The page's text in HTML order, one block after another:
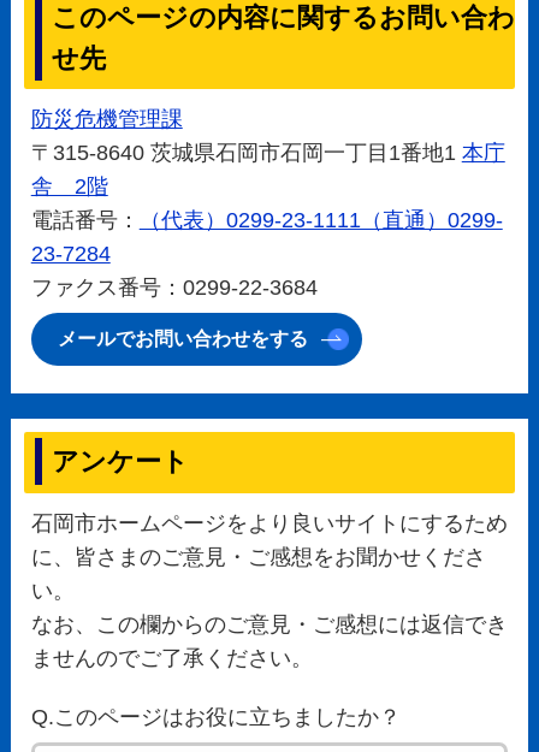
このページの内容に関するお問い合わ
せ先
防災危機管理課
〒315-8640 茨城県石岡市石岡一丁目1番地1 本庁
舎 2階
電話番号：
（代表）0299-23-1111（直通）0299-
23-7284
ファクス番号：0299-22-3684
メールでお問い合わせをする
アンケート
石岡市ホームページをより良いサイトにするため
に、皆さまのご意見・ご感想をお聞かせくださ
い。
なお、この欄からのご意見・ご感想には返信でき
ませんのでご了承ください。
Q.このページはお役に立ちましたか？